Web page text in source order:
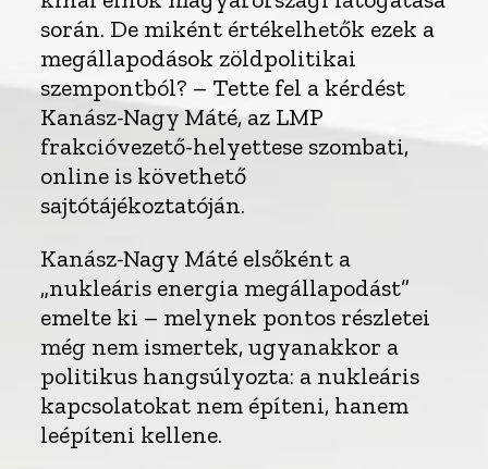
során. De miként értékelhetők ezek a
megállapodások zöldpolitikai
szempontból? – Tette fel a kérdést
Kanász-Nagy Máté, az LMP
frakcióvezető-helyettese szombati,
online is követhető
sajtótájékoztatóján.
Kanász-Nagy Máté elsőként a
„nukleáris energia megállapodást”
emelte ki – melynek pontos részletei
még nem ismertek, ugyanakkor a
politikus hangsúlyozta: a nukleáris
kapcsolatokat nem építeni, hanem
leépíteni kellene.